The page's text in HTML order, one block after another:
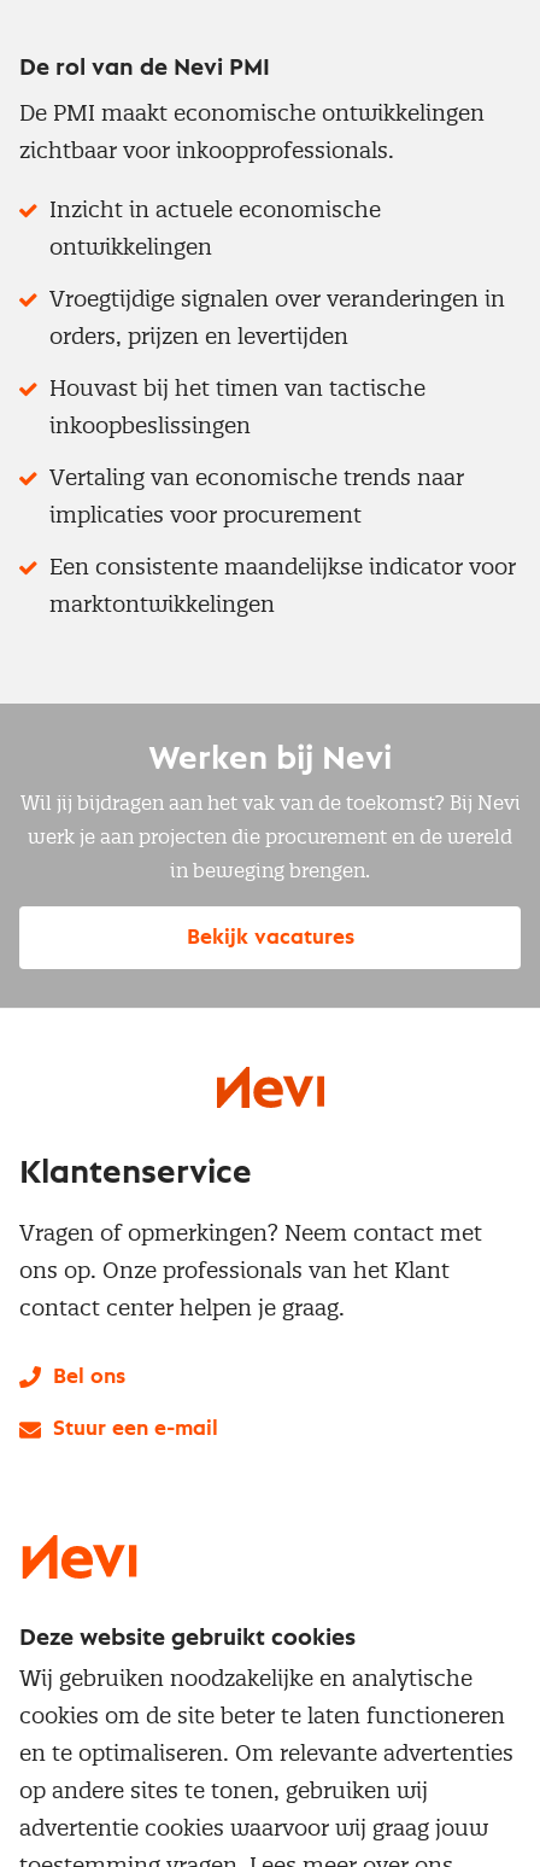
De rol van de Nevi PMI
De PMI maakt economische ontwikkelingen
zichtbaar voor inkoopprofessionals.
Inzicht in actuele economische
ontwikkelingen
Vroegtijdige signalen over veranderingen in
orders, prijzen en levertijden
Houvast bij het timen van tactische
inkoopbeslissingen
Vertaling van economische trends naar
implicaties voor procurement
Een consistente maandelijkse indicator voor
marktontwikkelingen
Werken bij Nevi
Wil jij bijdragen aan het vak van de toekomst? Bij Nevi
werk je aan projecten die procurement en de wereld
in beweging brengen.
Bekijk vacatures
Service & contact
Over inkoop
Netwerk en communities
Aanmelden nieuwsbrief
Populaire thema's
Aanbesteden
Contractmanagement
Kostenmanagement
Opleidingen en trainingen
Trainingen
Klantenservice
Vragen of opmerkingen? Neem contact met
ons op. Onze professionals van het Klant
contact center helpen je graag.
Bel ons
Stuur een e-mail
Deze website gebruikt cookies
Wij gebruiken noodzakelijke en analytische
cookies om de site beter te laten functioneren
en te optimaliseren. Om relevante advertenties
op andere sites te tonen, gebruiken wij
advertentie cookies waarvoor wij graag jouw